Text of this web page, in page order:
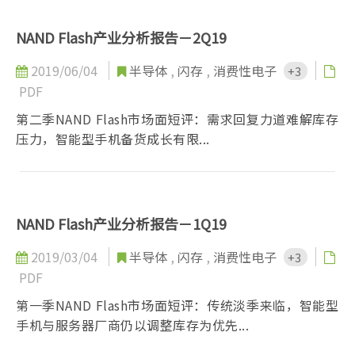
NAND Flash产业分析报告－2Q19
2019/06/04 半导体 , 闪存 , 消费性电子 +3
PDF
第二季NAND Flash市场面短评：需求回复力道难解库存
压力，智能型手机备货成长有限...
NAND Flash产业分析报告－1Q19
2019/03/04 半导体 , 闪存 , 消费性电子 +3
PDF
第一季NAND Flash市场面短评：传统淡季来临，智能型
手机与服务器厂商仍以调整库存为优先...